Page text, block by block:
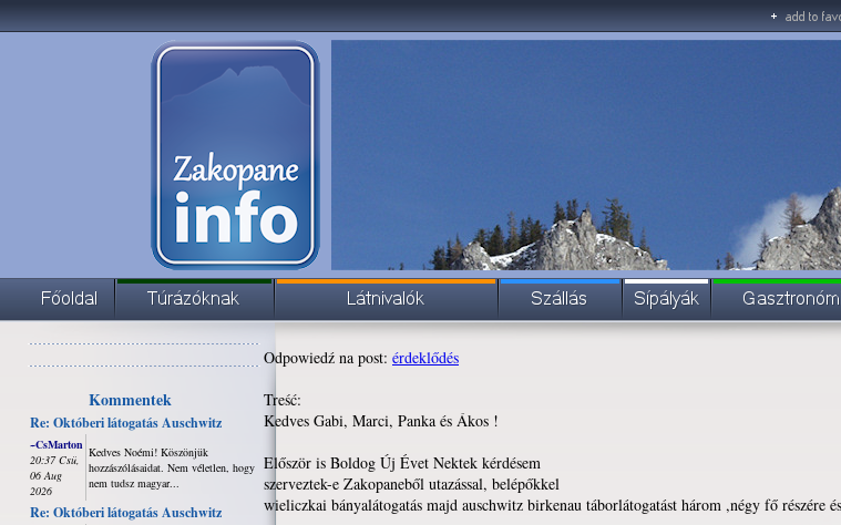
Kommentek
Re: Októberi látogatás Auschwitz
~CsMarton
20:37 Csü,
06 Aug
2026
Kedves Noémi! Köszönjük
hozzászólásaidat. Nem véletlen, hogy
nem tudsz magyar...
Re: Októberi látogatás Auschwitz
Odpowiedź na post: érdeklődés
Treść:
Kedves Gabi, Marci, Panka és Ákos !
Először is Boldog Új Évet Nektek kérdésem
szerveztek-e Zakopaneből utazással, belépőkkel
wieliczkai bányalátogatás majd auschwitz birkenau táborlátogatást három ,négy fő részére